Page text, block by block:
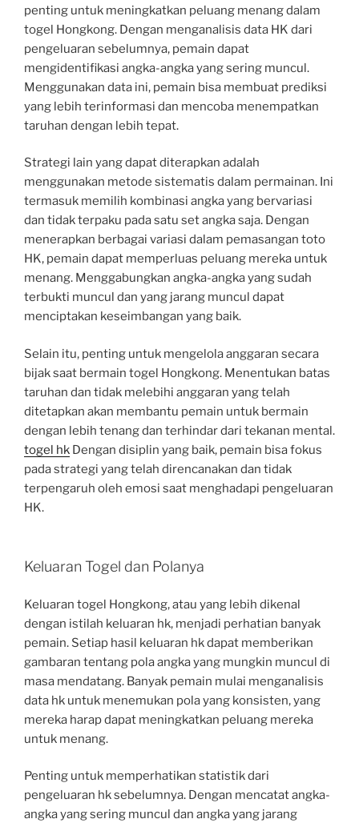
penting untuk meningkatkan peluang menang dalam
togel Hongkong. Dengan menganalisis data HK dari
pengeluaran sebelumnya, pemain dapat
mengidentifikasi angka-angka yang sering muncul.
Menggunakan data ini, pemain bisa membuat prediksi
yang lebih terinformasi dan mencoba menempatkan
taruhan dengan lebih tepat.
Strategi lain yang dapat diterapkan adalah
menggunakan metode sistematis dalam permainan. Ini
termasuk memilih kombinasi angka yang bervariasi
dan tidak terpaku pada satu set angka saja. Dengan
menerapkan berbagai variasi dalam pemasangan toto
HK, pemain dapat memperluas peluang mereka untuk
menang. Menggabungkan angka-angka yang sudah
terbukti muncul dan yang jarang muncul dapat
menciptakan keseimbangan yang baik.
Selain itu, penting untuk mengelola anggaran secara
bijak saat bermain togel Hongkong. Menentukan batas
taruhan dan tidak melebihi anggaran yang telah
ditetapkan akan membantu pemain untuk bermain
dengan lebih tenang dan terhindar dari tekanan mental.
togel hk Dengan disiplin yang baik, pemain bisa fokus
pada strategi yang telah direncanakan dan tidak
terpengaruh oleh emosi saat menghadapi pengeluaran
HK.
Keluaran Togel dan Polanya
Keluaran togel Hongkong, atau yang lebih dikenal
dengan istilah keluaran hk, menjadi perhatian banyak
pemain. Setiap hasil keluaran hk dapat memberikan
gambaran tentang pola angka yang mungkin muncul di
masa mendatang. Banyak pemain mulai menganalisis
data hk untuk menemukan pola yang konsisten, yang
mereka harap dapat meningkatkan peluang mereka
untuk menang.
Penting untuk memperhatikan statistik dari
pengeluaran hk sebelumnya. Dengan mencatat angka-
angka yang sering muncul dan angka yang jarang